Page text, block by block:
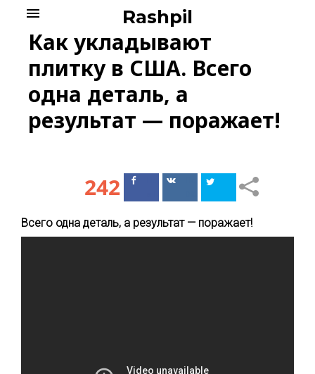
content
Rashpil
menu
Как укладывают
плитку в США. Всего
одна деталь, а
результат — поражает!
242
ПоделитьсяПоделиться
Всего одна деталь, а результат — поражает!